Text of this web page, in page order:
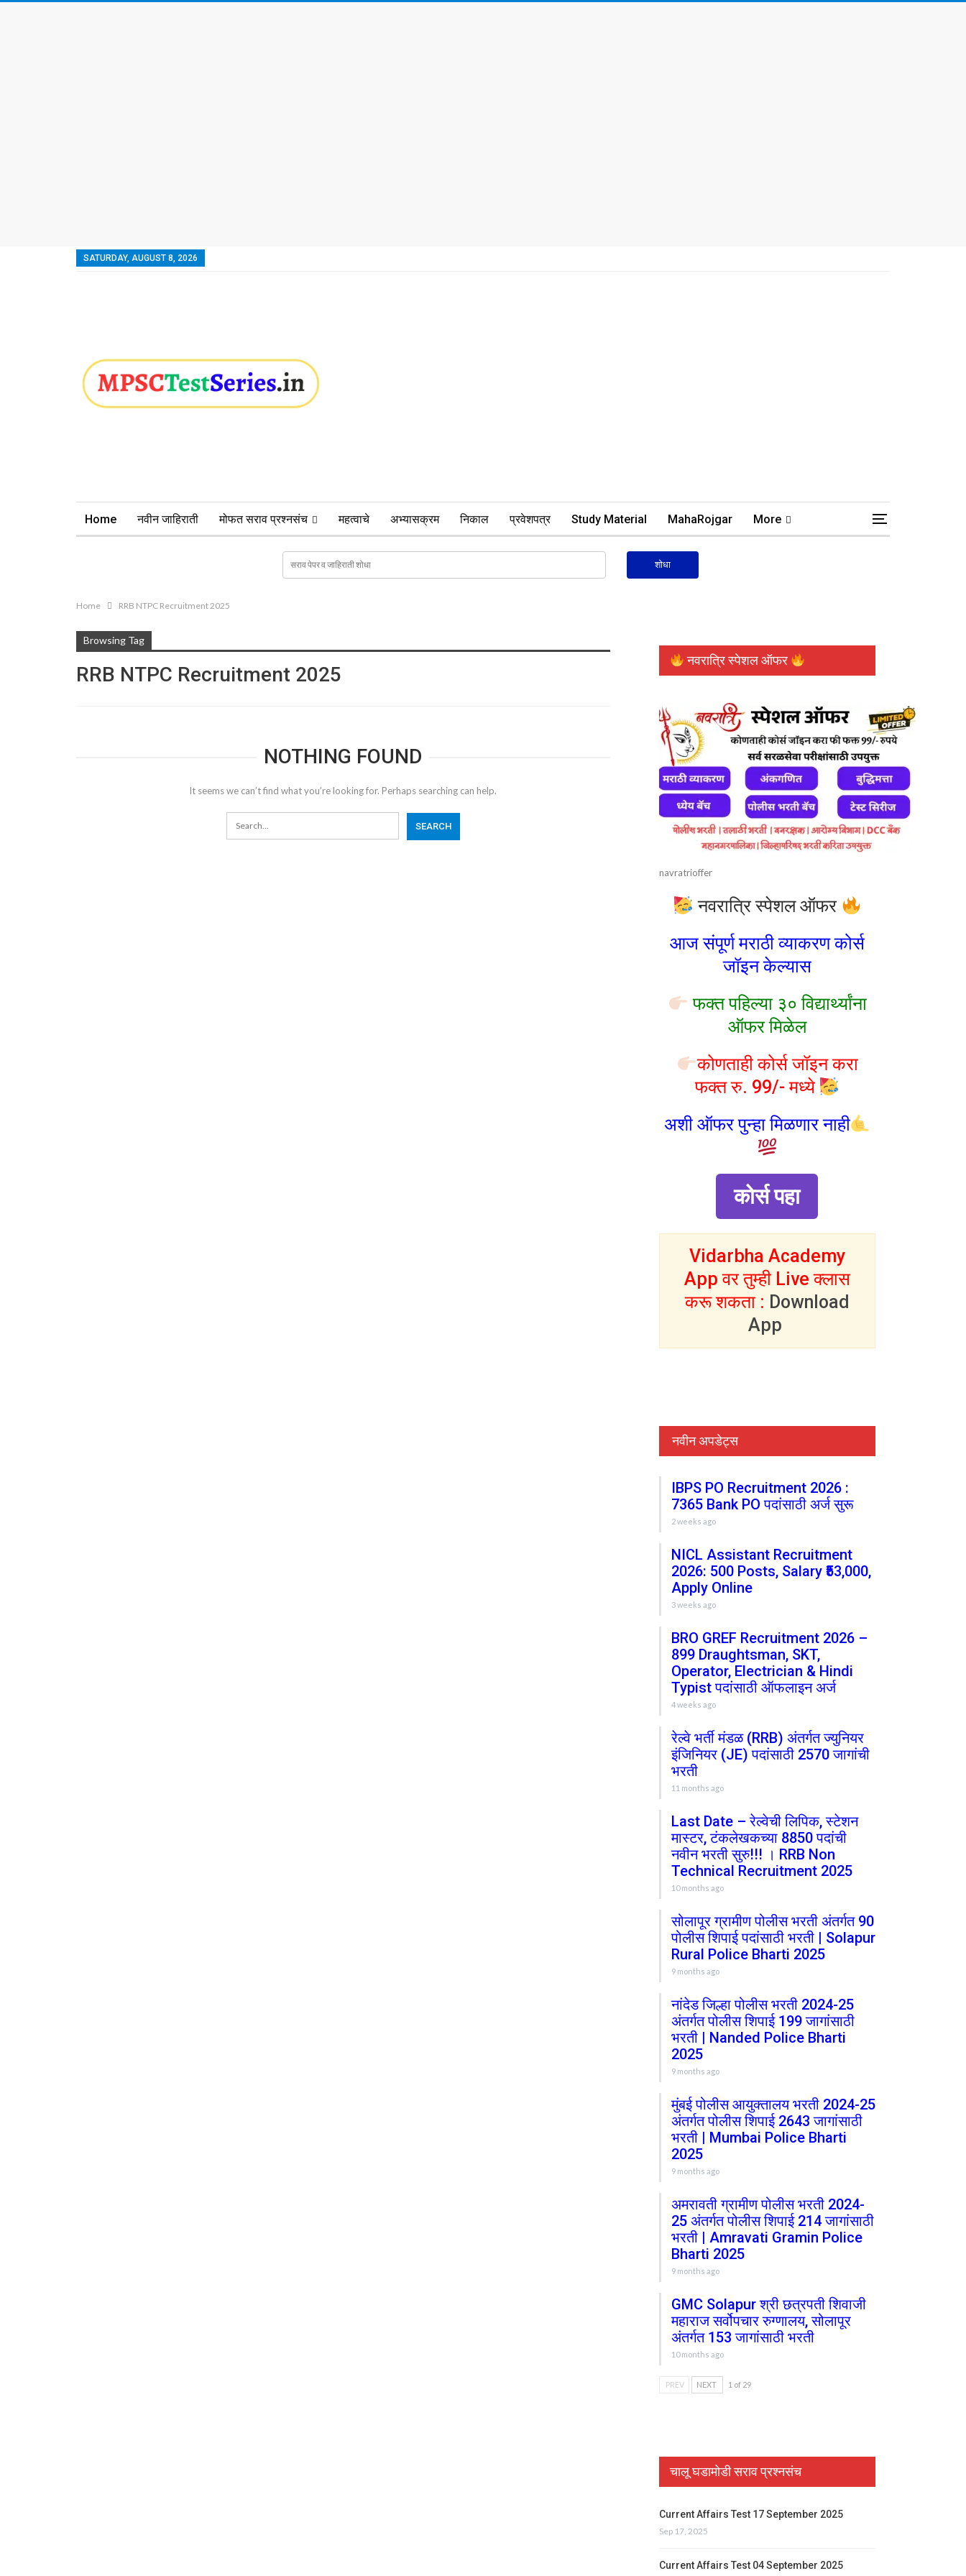
SATURDAY, AUGUST 8, 2026
Home नवीन जाहिराती मोफत सराव प्रश्नसंच महत्वाचे अभ्यासक्रम निकाल प्रवेशपत्र Study Material MahaRojgar More
Home RRB NTPC Recruitment 2025
Browsing Tag
RRB NTPC Recruitment 2025
NOTHING FOUND
It seems we can’t find what you’re looking for. Perhaps searching can help.
नवरात्रि स्पेशल ऑफर
navratrioffer
नवरात्रि स्पेशल ऑफर
आज संपूर्ण मराठी व्याकरण कोर्स
जॉइन केल्यास
फक्त पहिल्या ३० विद्यार्थ्यांना
ऑफर मिळेल
कोणताही कोर्स जॉइन करा
फक्त रु. 99/- मध्ये
अशी ऑफर पुन्हा मिळणार नाही
कोर्स पहा
Vidarbha Academy
App वर तुम्ही Live क्लास
करू शकता : Download
App
नवीन अपडेट्स
IBPS PO Recruitment 2026 :
7365 Bank PO पदांसाठी अर्ज सुरू
2 weeks ago
NICL Assistant Recruitment
2026: 500 Posts, Salary ₹53,000,
Apply Online
3 weeks ago
BRO GREF Recruitment 2026 –
899 Draughtsman, SKT,
Operator, Electrician & Hindi
Typist पदांसाठी ऑफलाइन अर्ज
4 weeks ago
रेल्वे भर्ती मंडळ (RRB) अंतर्गत ज्युनियर
इंजिनियर (JE) पदांसाठी 2570 जागांची
भरती
11 months ago
Last Date – रेल्वेची लिपिक, स्टेशन
मास्टर, टंकलेखकच्या 8850 पदांची
नवीन भरती सुरु!!! । RRB Non
Technical Recruitment 2025
10 months ago
सोलापूर ग्रामीण पोलीस भरती अंतर्गत 90
पोलीस शिपाई पदांसाठी भरती | Solapur
Rural Police Bharti 2025
9 months ago
नांदेड जिल्हा पोलीस भरती 2024-25
अंतर्गत पोलीस शिपाई 199 जागांसाठी
भरती | Nanded Police Bharti
2025
9 months ago
मुंबई पोलीस आयुक्तालय भरती 2024-25
अंतर्गत पोलीस शिपाई 2643 जागांसाठी
भरती | Mumbai Police Bharti
2025
9 months ago
अमरावती ग्रामीण पोलीस भरती 2024-
25 अंतर्गत पोलीस शिपाई 214 जागांसाठी
भरती | Amravati Gramin Police
Bharti 2025
9 months ago
GMC Solapur श्री छत्रपती शिवाजी
महाराज सर्वोपचार रुग्णालय, सोलापूर
अंतर्गत 153 जागांसाठी भरती
10 months ago
PREV NEXT 1 of 29
चालू घडामोडी सराव प्रश्नसंच
Current Affairs Test 17 September 2025
Sep 17, 2025
Current Affairs Test 04 September 2025